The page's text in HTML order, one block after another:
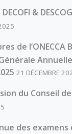
&
de l’ONECCA
21 DÉCEMBRE
du Conseil de
des examens